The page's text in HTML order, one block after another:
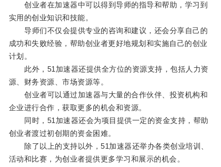
创业者在加速器中可以得到导师的指导和帮助，学习到
实用的创业知识和技能。
导师们不仅会提供专业的咨询和建议，还会分享自己的
成功和失败经验，帮助创业者更好地规划和实施自己的创业
计划。
此外，51加速器还提供全方位的资源支持，包括人力资
源、财务资源、市场资源等。
创业者可以通过加速器与大量的合作伙伴、投资机构和
企业进行合作，获取更多的机会和资源。
同时，51加速器还会为项目提供一定的资金支持，帮助
创业者渡过初创期的资金困难。
除了以上的支持以外，51加速器还举办各类创业培训、
活动和比赛，为创业者提供更多学习和展示的机会。